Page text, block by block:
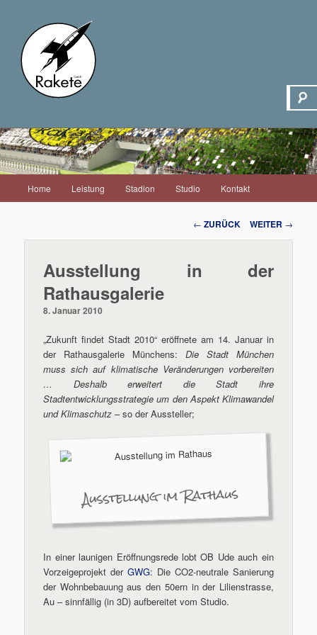
Zum
Home Leistung Stadion Studio Kontakt
Beitrags-
Navigation
← ZURÜCK WEITER →
Ausstellung in der
Rathausgalerie
8. Januar 2010
„Zukunft findet Stadt 2010“ eröffnete am 14. Januar in
der Rathausgalerie Münchens: Die Stadt München
muss sich auf klimatische Veränderungen vorbereiten
… Deshalb erweitert die Stadt ihre
Stadtentwicklungsstrategie um den Aspekt Klimawandel
und Klimaschutz – so der Aussteller;
Ausstellung im Rathaus
In einer launigen Eröffnungsrede lobt OB Ude auch ein
Vorzeigeprojekt derGWG: Die CO2-neutrale Sanierung
der Wohnbebauung aus den 50ern in der Lilienstrasse,
Au – sinnfällig (in 3D) aufbereitet vom Studio.